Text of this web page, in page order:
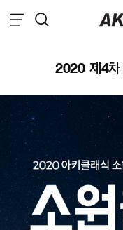
2020 제4차